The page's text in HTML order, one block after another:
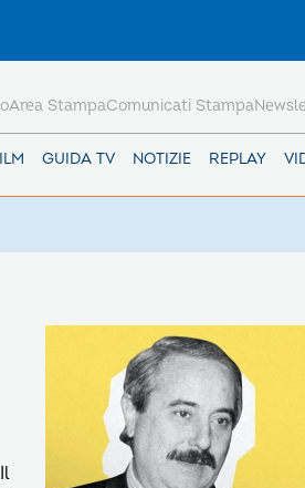
GUIDA TV NOTIZIE REPLAY
Area StampaComunicati Stampa